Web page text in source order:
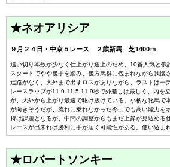
★ネオアリシア
９月２４日・中京５レース ２歳新馬 芝1400ｍ
追い切り本数が少なく仕上がり途上のため、10番人気と低
スタートでやや後手を踏み、後方馬群に包まれながら我慢
進路がなく、大外まで出すロスがありながら、ラストは一
レースラップが11.9-11.5-11.9秒で外差しは厳しく、内を
が、大外から上がり最速で駆け抜けている。小柄な牝馬で
が向きそうだが、流れに乗れなかった今回でも高い能力を
持は課題となるが、中間の調整からもまだ上昇が見込める
レースが出来れば勝利に手が届く可能性がある。使い込ま
★ロバートソンキー